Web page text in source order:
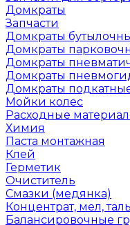
Домкраты
Запчасти
Домкраты
Домкраты
Домкраты
Домкраты
Домкраты
Мойки колес
Расходные
Химия
Паста монтажная
Клей
Герметик
Очиститель
Смазки (медянка)
Концентрат, мел,
Балансировочные